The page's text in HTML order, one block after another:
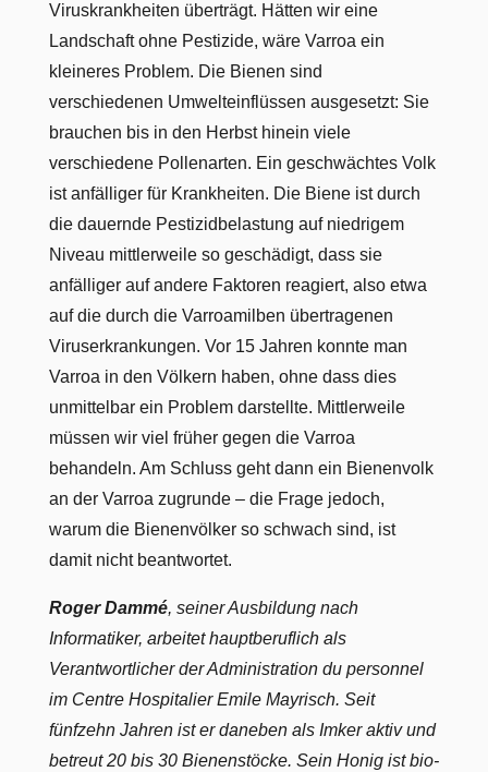
Viruskrankheiten überträgt. Hätten wir eine
Landschaft ohne Pestizide, wäre Varroa ein
kleineres Problem. Die Bienen sind
verschiedenen Umwelteinflüssen ausgesetzt: Sie
brauchen bis in den Herbst hinein viele
verschiedene Pollenarten. Ein geschwächtes Volk
ist anfälliger für Krankheiten. Die Biene ist durch
die dauernde Pestizidbelastung auf niedrigem
Niveau mittlerweile so geschädigt, dass sie
anfälliger auf andere Faktoren reagiert, also etwa
auf die durch die Varroamilben übertragenen
Viruserkrankungen. Vor 15 Jahren konnte man
Varroa in den Völkern haben, ohne dass dies
unmittelbar ein Problem darstellte. Mittlerweile
müssen wir viel früher gegen die Varroa
behandeln. Am Schluss geht dann ein Bienenvolk
an der Varroa zugrunde – die Frage jedoch,
warum die Bienenvölker so schwach sind, ist
damit nicht beantwortet.
Roger Dammé, seiner Ausbildung nach
Informatiker, arbeitet hauptberuflich als
Verantwortlicher der Administration du personnel
im Centre Hospitalier Emile Mayrisch. Seit
fünfzehn Jahren ist er daneben als Imker aktiv und
betreut 20 bis 30 Bienenstöcke. Sein Honig ist bio-